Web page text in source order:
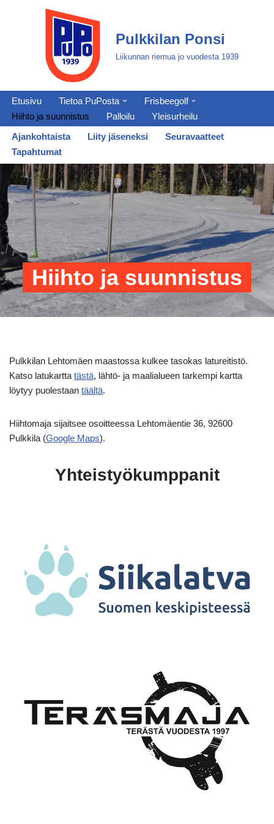
Pulkkilan Ponsi
Liikunnan riemua jo vuodesta 1939
Etusivu Tietoa PuPosta
Frisbeegolf
Hiihto ja suunnistus
Palloilu
Yleisurheilu
Ajankohtaista
Liity jäseneksi
Seuravaatteet
Tapahtumat
Hiihto ja suunnistus
Pulkkilan Lehtomäen maastossa kulkee tasokas latureitistö.
Katso latukartta tästä, lähtö- ja maalialueen tarkempi kartta
löytyy puolestaan täältä.
Hiihtomaja sijaitsee osoitteessa Lehtomäentie 36, 92600
Pulkkila (Google Maps).
Yhteistyökumppanit